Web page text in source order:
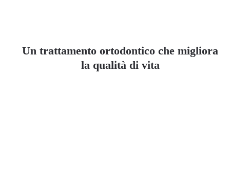
Un trattamento ortodontico che migliora
la qualità di vita